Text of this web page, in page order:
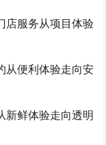
店服务从项目体验
从便利体验走向安
新鲜体验走向透明